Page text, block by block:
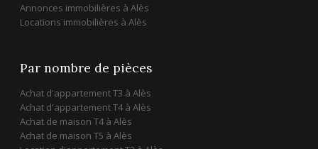
Annonces immobilières à Alès
Locations immobilières à Alès
Par nombre de pièces
Achat d'appartement T3 à Alès
Achat d'appartement T4 à Alès
Achat de maison T4 à Alès
Achat de maison T5 à Alès